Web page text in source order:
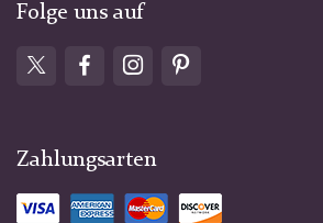
Folge uns auf
Zahlungsarten